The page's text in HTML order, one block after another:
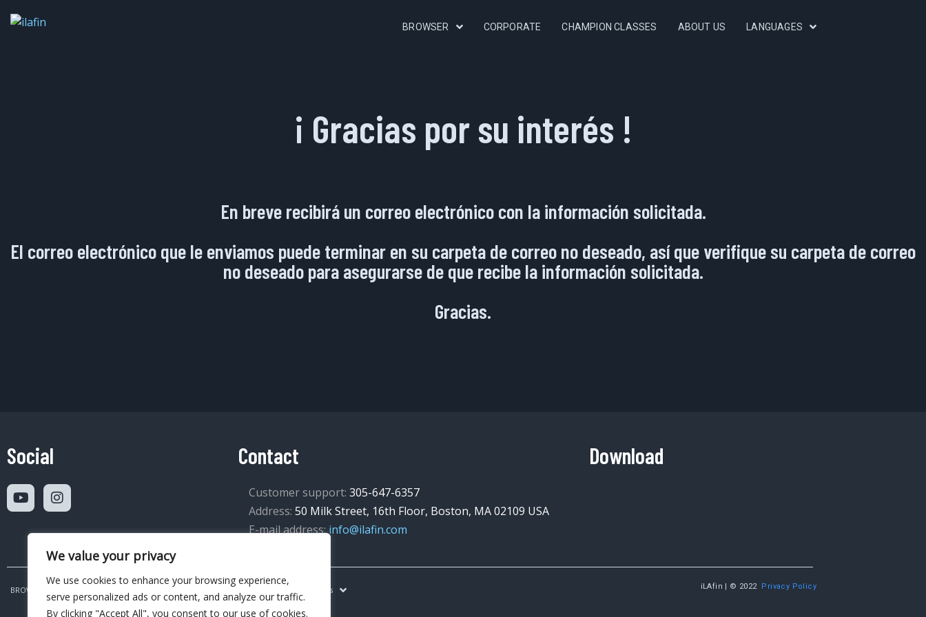
We value your privacy
We use cookies to enhance your browsing experience,
serve personalized ads or content, and analyze our traffic.
By clicking "Accept All", you consent to our use of cookies.
BROWSER CORPORATE CHAMPION CLASSES ABOUT US LANGUAGES
¡ Gracias por su interés !
En breve recibirá un correo electrónico con la información solicitada.
El correo electrónico que le enviamos puede terminar en su carpeta de correo no deseado, así que verifique su carpeta de correo
no deseado para asegurarse de que recibe la información solicitada.
Gracias.
Social Contact
Customer support: 305-647-6357
Address: 50 Milk Street, 16th Floor, Boston, MA 02109 USA
E-mail address:info@ilafin.com
Download
BROWSER CHAMPION CLASSES About Us Languages iLAfin | © 2022 Privacy Policy